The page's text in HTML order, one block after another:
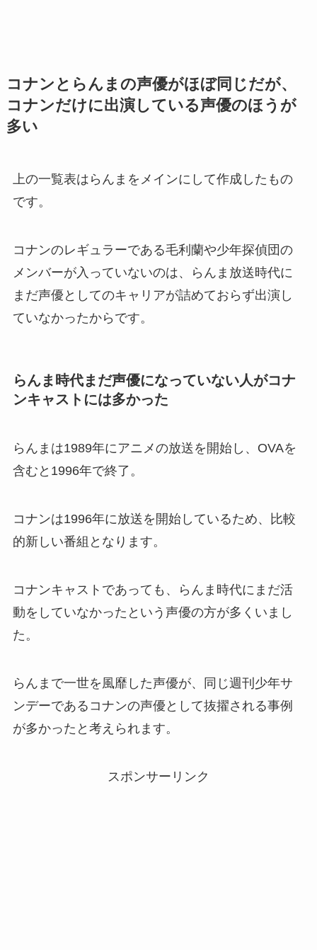
コナンとらんまの声優がほぼ同じだが、
コナンだけに出演している声優のほうが
多い
上の一覧表はらんまをメインにして作成したもの
です。
コナンのレギュラーである毛利蘭や少年探偵団の
メンバーが入っていないのは、らんま放送時代に
まだ声優としてのキャリアが詰めておらず出演し
ていなかったからです。
らんま時代まだ声優になっていない人がコナ
ンキャストには多かった
らんまは1989年にアニメの放送を開始し、OVAを
含むと1996年で終了。
コナンは1996年に放送を開始しているため、比較
的新しい番組となります。
コナンキャストであっても、らんま時代にまだ活
動をしていなかったという声優の方が多くいまし
た。
らんまで一世を風靡した声優が、同じ週刊少年サ
ンデーであるコナンの声優として抜擢される事例
が多かったと考えられます。
スポンサーリンク